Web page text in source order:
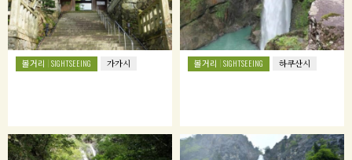
볼거리 SIGHTSEEING 가가시 볼거리 SIGHTSEEING 하쿠산시